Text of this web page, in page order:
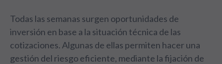
Todas las semanas surgen oportunidades de
inversión en base a la situación técnica de las
cotizaciones. Algunas de ellas permiten hacer una
gestión del riesgo eficiente, mediante la fijación de